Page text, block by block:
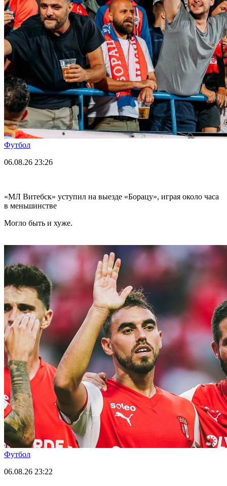
Футбол
06.08.26 23:26
«МЛ Витебск» уступил на выезде «Борацу», играя около часа
в меньшинстве
Могло быть и хуже.
Футбол
06.08.26 23:22